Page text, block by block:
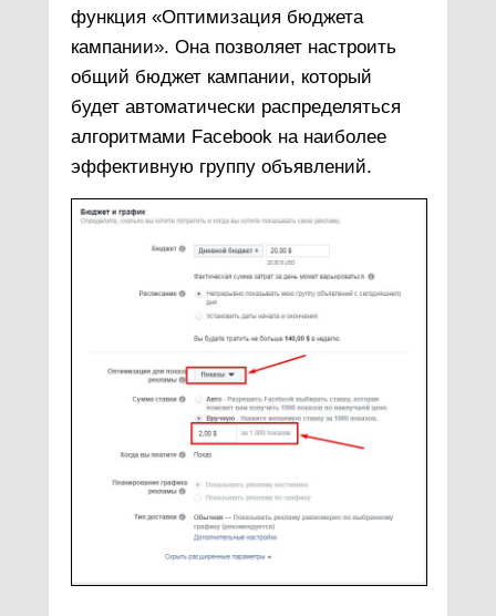
функция «Оптимизация бюджета
кампании». Она позволяет настроить
общий бюджет кампании, который
будет автоматически распределяться
алгоритмами Facebook на наиболее
эффективную группу объявлений.